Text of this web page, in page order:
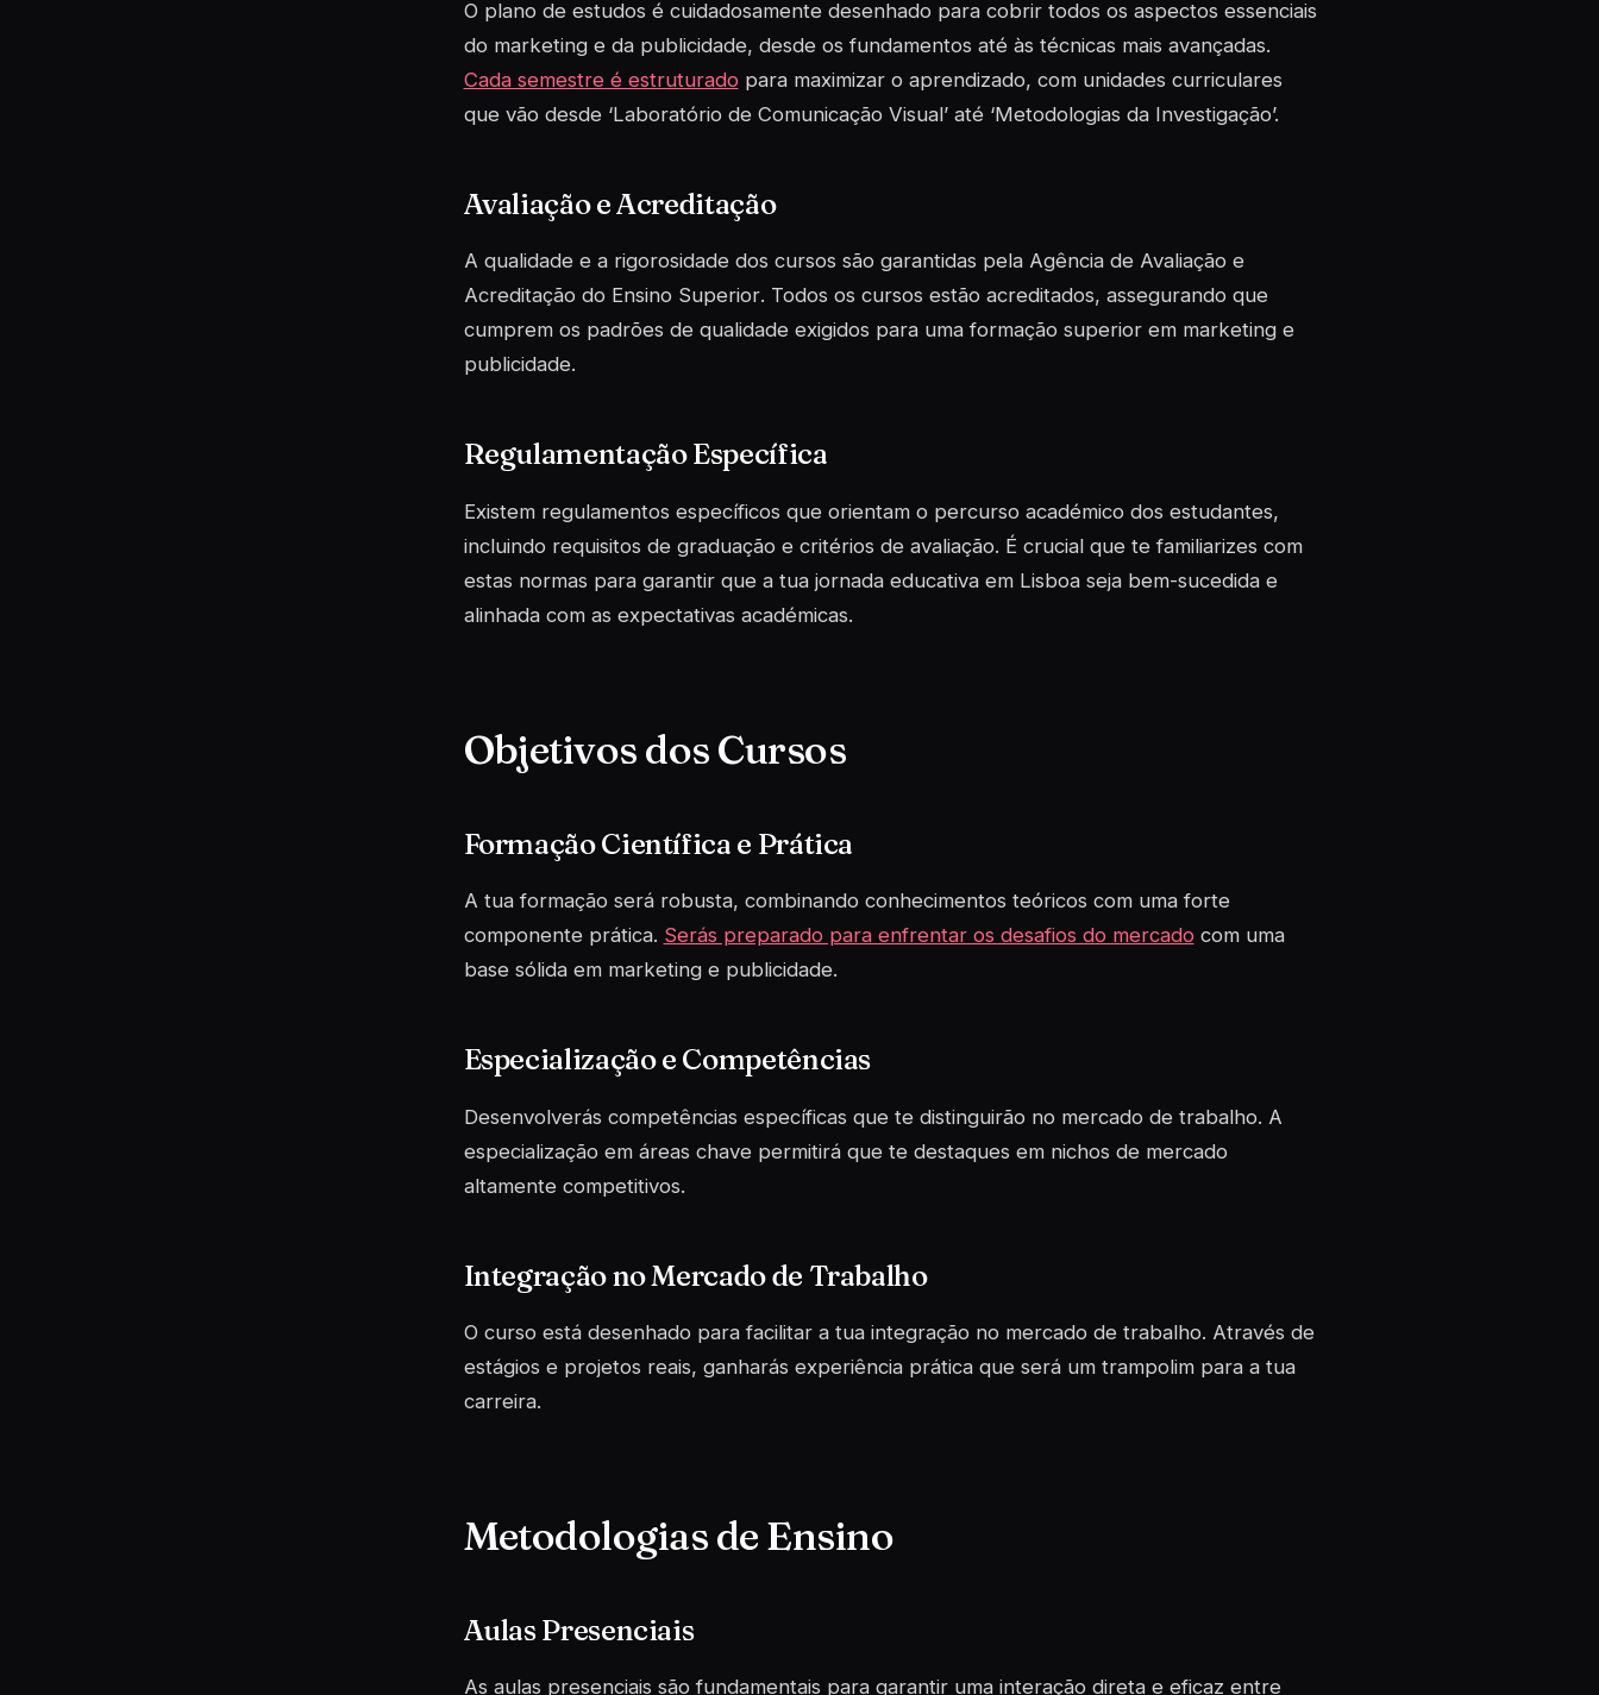
O plano de estudos é cuidadosamente desenhado para cobrir todos os aspectos essenciais
do marketing e da publicidade, desde os fundamentos até às técnicas mais avançadas.
Cada semestre é estruturadopara maximizar o aprendizado, com unidades curriculares
que vão desde ‘Laboratório de Comunicação Visual’ até ‘Metodologias da Investigação’.
Avaliação e Acreditação
A qualidade e a rigorosidade dos cursos são garantidas pela Agência de Avaliação e
Acreditação do Ensino Superior. Todos os cursos estão acreditados, assegurando que
cumprem os padrões de qualidade exigidos para uma formação superior em marketing e
publicidade.
Regulamentação Específica
Existem regulamentos específicos que orientam o percurso académico dos estudantes,
incluindo requisitos de graduação e critérios de avaliação. É crucial que te familiarizes com
estas normas para garantir que a tua jornada educativa em Lisboa seja bem-sucedida e
alinhada com as expectativas académicas.
Objetivos dos Cursos
Formação Científica e Prática
A tua formação será robusta, combinando conhecimentos teóricos com uma forte
componente prática. Serás preparado para enfrentar os desafios do mercadocom uma
base sólida em marketing e publicidade.
Especialização e Competências
Desenvolverás competências específicas que te distinguirão no mercado de trabalho. A
especialização em áreas chave permitirá que te destaques em nichos de mercado
altamente competitivos.
Integração no Mercado de Trabalho
O curso está desenhado para facilitar a tua integração no mercado de trabalho. Através de
estágios e projetos reais, ganharás experiência prática que será um trampolim para a tua
carreira.
Metodologias de Ensino
Aulas Presenciais
As aulas presenciais são fundamentais para garantir uma interação direta e eficaz entre